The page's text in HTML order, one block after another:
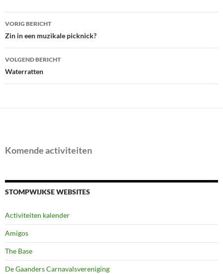
Bericht
navigatie
VORIG BERICHT
Zin in een muzikale picknick?
VOLGEND BERICHT
Waterratten
Komende activiteiten
STOMPWIJKSE WEBSITES
Activiteiten kalender
Amigos
The Base
De Gaanders Carnavalsvereniging